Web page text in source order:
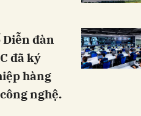
Diễn đàn
đã ký
hàng
nghệ.